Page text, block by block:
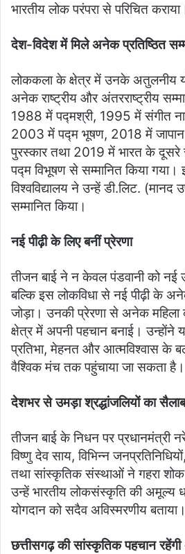
भारतीय लोक परंपरा से परिचित
देश-विदेश में मिले अनेक प्रतिष्ठित
लोककला के क्षेत्र में उनके अतुलनीय
अनेक राष्ट्रीय और अंतरराष्ट्रीय
1988 में पद्मश्री, 1995 में संगीत
2003 में पद्म भूषण, 2018 में
पुरस्कार तथा 2019 में भारत के दूसरे
पद्म विभूषण से सम्मानित किया गया।
विश्वविद्यालय ने उन्हें डी.लिट. (मानद
सम्मानित किया।
नई पीढ़ी के लिए बनीं प्रेरणा
तीजन बाई ने न केवल पंडवानी को नई
बल्कि इस लोकविधा से नई पीढ़ी के
जोड़ा। उनकी प्रेरणा से अनेक महिला
क्षेत्र में अपनी पहचान बनाई। उन्होंने
प्रतिभा, मेहनत और आत्मविश्वास के
वैश्विक मंच तक पहुंचाया जा सकता है।
देशभर से उमड़ा श्रद्धांजलियों का सैलाब
तीजन बाई के निधन पर प्रधानमंत्री
विष्णु देव साय, विभिन्न
तथा सांस्कृतिक संस्थाओं ने गहरा
उन्हें भारतीय लोकसंस्कृति की अमूल्य
योगदान को सदैव अविस्मरणीय बताया।
छत्तीसगढ़ की सांस्कृतिक पहचान